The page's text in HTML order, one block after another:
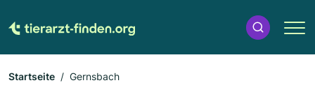
Startseite Gernsbach